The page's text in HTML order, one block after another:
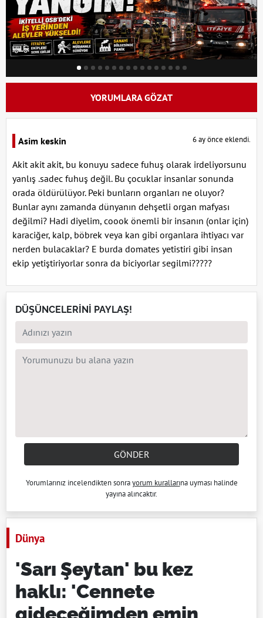
YORUMLARA GÖZAT
Asim keskin 6 ay önce eklendi.
Akit akit akit, bu konuyu sadece fuhuş olarak irdeliyorsunu
yanlış .sadec fuhuş değil. Bu çocuklar insanlar sonunda
orada öldürülüyor. Peki bunların organları ne oluyor?
Bunlar aynı zamanda dünyanın dehşetli organ mafyası
değilmi? Hadi diyelim, coook önemli bir insanın (onlar için)
karaciğer, kalp, böbrek veya kan gibi organlara ihtiyacı var
nerden bulacaklar? E burda domates yetistiri gibi insan
ekip yetiştiriyorlar sonra da biciyorlar segilmi?????
DÜŞÜNCELERİNİ PAYLAŞ!
GÖNDER
Yorumlarınız incelendikten sonrayorum kurallarına uyması halinde
yayına alıncaktır.
Dünya
'Sarı Şeytan' bu kez
haklı: 'Cennete
gideceğimden emin